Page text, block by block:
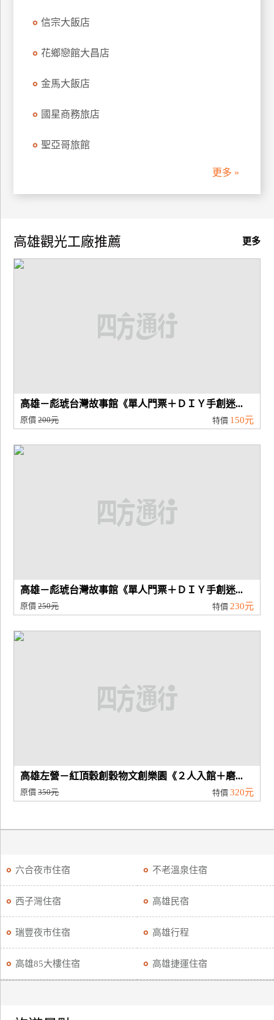
信宗大飯店
花鄉戀館大昌店
金馬大飯店
國星商務旅店
聖亞哥旅館
更多 »
更多
高雄觀光工廠推薦
高雄－彪琥台灣故事館《單人門票＋ＤＩＹ手創迷...
原價200元 特價 150元
高雄－彪琥台灣故事館《單人門票＋ＤＩＹ手創迷...
原價250元 特價 230元
高雄左營－紅頂穀創穀物文創樂園《２人入館＋磨...
原價350元 特價 320元
六合夜市住宿 不老溫泉住宿
西子灣住宿 高雄民宿
瑞豐夜市住宿 高雄行程
高雄85大樓住宿 高雄捷運住宿